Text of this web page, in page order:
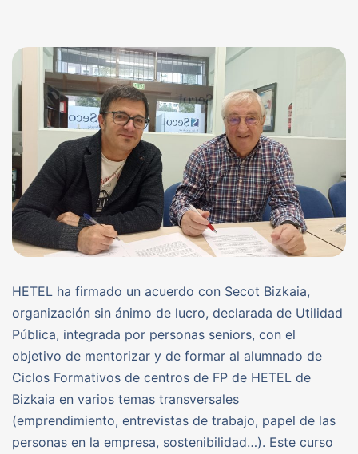
HETEL ha firmado un acuerdo con Secot Bizkaia,
organización sin ánimo de lucro, declarada de Utilidad
Pública, integrada por personas seniors, con el
objetivo de mentorizar y de formar al alumnado de
Ciclos Formativos de centros de FP de HETEL de
Bizkaia en varios temas transversales
(emprendimiento, entrevistas de trabajo, papel de las
personas en la empresa, sostenibilidad…). Este curso